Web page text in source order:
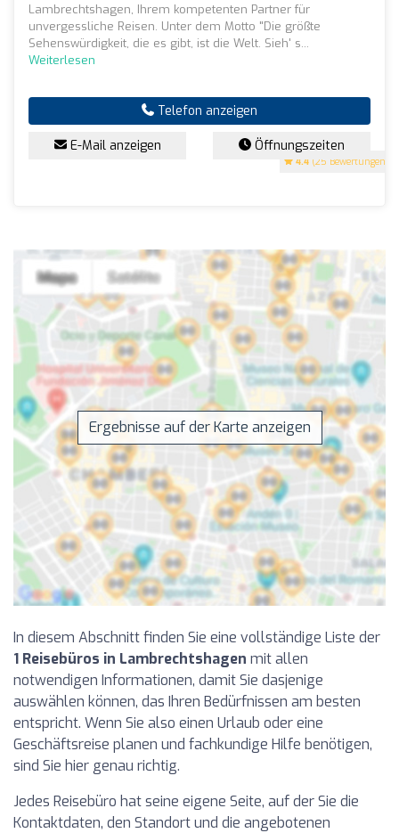
4.4 (25 Bewertungen)
Lambrechtshagen, Ihrem kompetenten Partner für
unvergessliche Reisen. Unter dem Motto "Die größte
Sehenswürdigkeit, die es gibt, ist die Welt. Sieh' s...
Weiterlesen
Telefon anzeigen
E-Mail anzeigen Öffnungszeiten
Ergebnisse auf der Karte anzeigen
In diesem Abschnitt finden Sie eine vollständige Liste der
1 Reisebüros in Lambrechtshagen mit allen
notwendigen Informationen, damit Sie dasjenige
auswählen können, das Ihren Bedürfnissen am besten
entspricht. Wenn Sie also einen Urlaub oder eine
Geschäftsreise planen und fachkundige Hilfe benötigen,
sind Sie hier genau richtig.
Jedes Reisebüro hat seine eigene Seite, auf der Sie die
Kontaktdaten, den Standort und die angebotenen